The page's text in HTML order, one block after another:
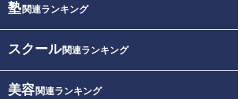
塾関連ランキング
スクール関連ランキング
美容関連ランキング